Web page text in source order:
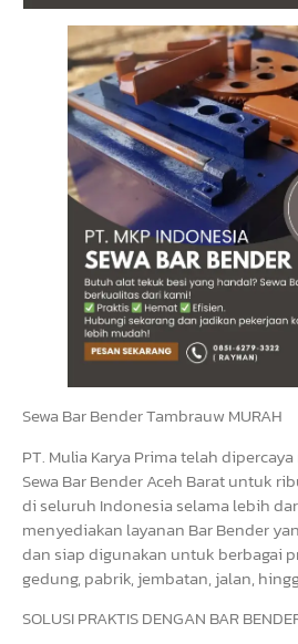
Sewa Bar Bender Tambrauw MURAH
PT. Mulia Karya Prima telah
Sewa Bar Bender Aceh Barat untuk
di seluruh Indonesia selama lebih
menyediakan layanan Bar Bender
dan siap digunakan untuk berbagai
gedung, pabrik, jembatan, jalan,
SOLUSI PRAKTIS DENGAN BAR